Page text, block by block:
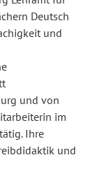
Deutsch
und
und von
im
Ihre
und